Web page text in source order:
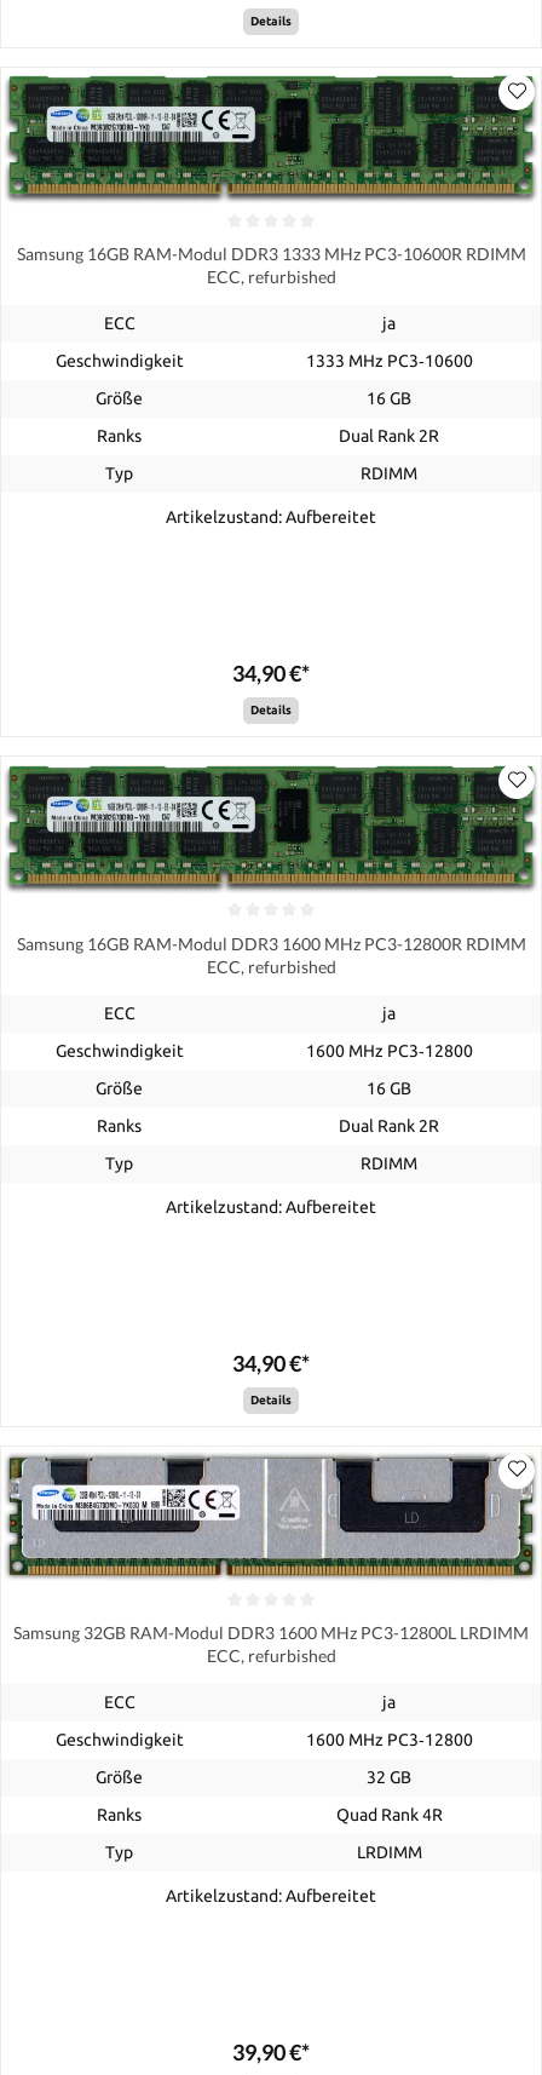
Details
Samsung 16GB RAM-Modul DDR3 1333 MHz PC3-10600R RDIMM
ECC, refurbished
ECC
ja
Geschwindigkeit
1333 MHz PC3‑10600
Größe
16 GB
Ranks
Dual Rank 2R
Typ
RDIMM
Artikelzustand: Aufbereitet
34,90 €*
Details
Samsung 16GB RAM-Modul DDR3 1600 MHz PC3-12800R RDIMM
ECC, refurbished
ECC
ja
Geschwindigkeit
1600 MHz PC3‑12800
Größe
16 GB
Ranks
Dual Rank 2R
Typ
RDIMM
Artikelzustand: Aufbereitet
34,90 €*
Details
Samsung 32GB RAM-Modul DDR3 1600 MHz PC3-12800L LRDIMM
ECC, refurbished
ECC
ja
Geschwindigkeit
1600 MHz PC3‑12800
Größe
32 GB
Ranks
Quad Rank 4R
Typ
LRDIMM
Artikelzustand: Aufbereitet
39,90 €*